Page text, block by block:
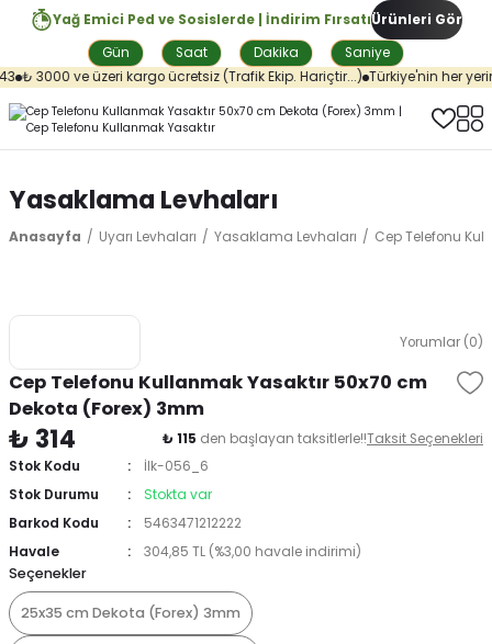
Yağ Emici Ped ve Sosislerde | İndirim Fırsatı
Gün
Saat Dakika Saniye
Ürünleri Gör
₺ 3000 ve üzeri kargo ücretsiz (Trafik Ekip. Hariçtir...) Türkiye'nin her
Yasaklama Levhaları
Anasayfa Uyarı Levhaları Yasaklama Levhaları Cep Telefonu
Yorumlar (0)
Cep Telefonu Kullanmak Yasaktır 50x70 cm
Dekota (Forex) 3mm
₺ 314 ₺ 115 den başlayan taksitlerle!!Taksit Seçenekleri
Stok Kodu
İlk-056_6
Stok Durumu
Stokta var
Barkod Kodu
5463471212222
Havale
304,85 TL (%3,00 havale indirimi)
Seçenekler
25x35 cm Dekota (Forex) 3mm